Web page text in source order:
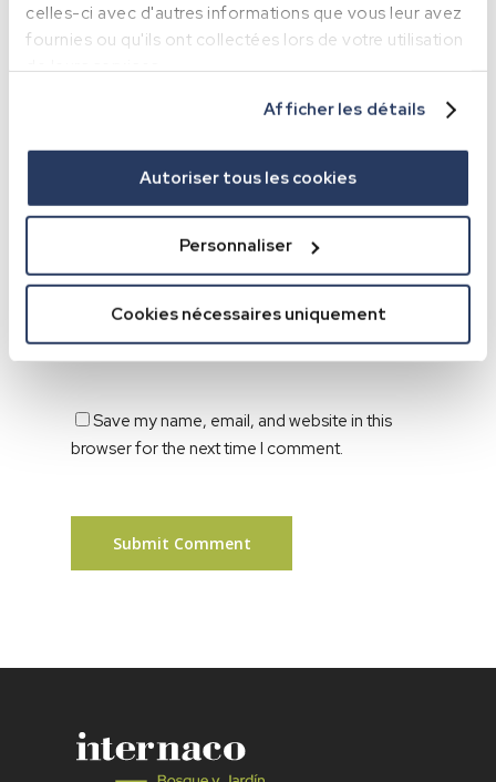
celles-ci avec d'autres informations que vous leur avez
fournies ou qu'ils ont collectées lors de votre utilisation
de leurs services.
Afficher les détails
Autoriser tous les cookies
Personnaliser
Cookies nécessaires uniquement
Name*
Website
Save my name, email, and website in this
browser for the next time I comment.